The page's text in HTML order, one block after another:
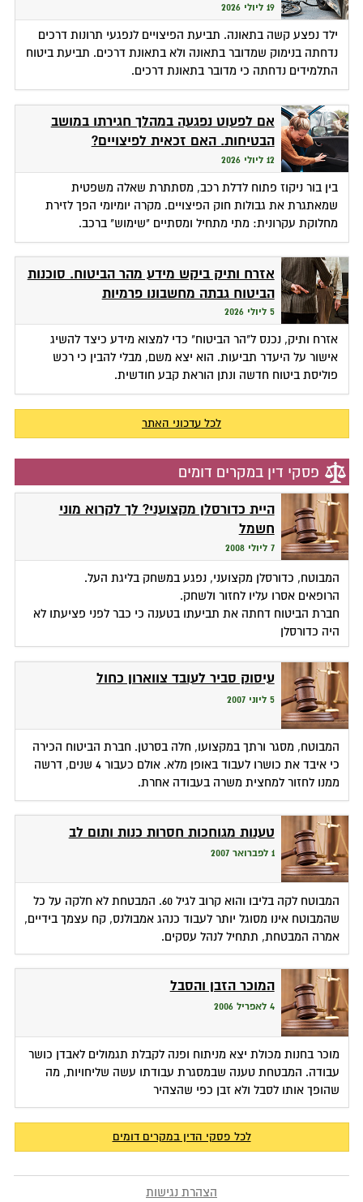
19 ליולי 2026
ילד נפצע קשה בתאונה. תביעת הפיצויים לנפגעי תרונות דרכים
נדחתה בנימוק שמדובר בתאונה ולא בתאונת דרכים. תביעת ביטוח
התלמידים נדחתה כי מדובר בתאונת דרכים.
אם לפעוט נפגעה במהלך חגירתו במושב
הבטיחות. האם זכאית לפיצויים?
12 ליולי 2026
בין בור ניקוז פתוח לדלת רכב, מסתתרת שאלה משפטית
שמאתגרת את גבולות חוק הפיצויים. מקרה יומיומי הפך לזירת
מחלוקת עקרונית: מתי מתחיל ומסתיים "שימוש" ברכב.
אזרח ותיק ביקש מידע מהר הביטוח. סוכנות
הביטוח גבתה מחשבונו פרמיות
5 ליולי 2026
אזרח ותיק, נכנס ל"הר הביטוח" כדי למצוא מידע כיצד להשיג
אישור על היעדר תביעות. הוא יצא משם, מבלי להבין כי רכש
פוליסת ביטוח חדשה ונתן הוראת קבע חודשית.
לכל עדכוני האתר
פסקי דין במקרים דומים
היית כדורסלן מקצועני? לך לקרוא מוני
חשמל
7 ליולי 2008
המבוטח, כדורסלן מקצועני, נפגע במשחק בליגת העל.
הרופאים אסרו עליו לחזור ולשחק.
חברת הביטוח דחתה את תביעתו בטענה כי כבר לפני פציעתו לא
היה כדורסלן
עיסוק סביר לעובד צווארון כחול
5 ליוני 2007
המבוטח, מסגר ורתך במקצועו, חלה בסרטן. חברת הביטוח הכירה
כי איבד את כושרו לעבוד באופן מלא. אולם כעבור 4 שנים, דרשה
ממנו לחזור למחצית משרה בעבודה אחרת.
טענות מגוחכות חסרות כנות ותום לב
1 לפברואר 2007
המבוטח לקה בליבו והוא קרוב לגיל 60. המבטחת לא חלקה על כל
שהמבוטח אינו מסוגל יותר לעבוד כנהג אמבולנס, קח עצמך בידיים,
אמרה המבטחת, תתחיל לנהל עסקים.
המוכר הזבן והסבל
4 לאפריל 2006
מוכר בחנות מכולת יצא מניתוח ופנה לקבלת תגמולים לאבדן כושר
עבודה. המבטחת טענה שבמסגרת עבודתו עשה שליחויות, מה
שהופך אותו לסבל ולא זבן כפי שהצהיר
לכל פסקי הדין במקרים דומים
הצהרת נגישות